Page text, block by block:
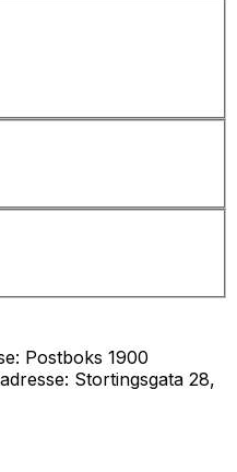
Postboks 1900
Stortingsgata 28,